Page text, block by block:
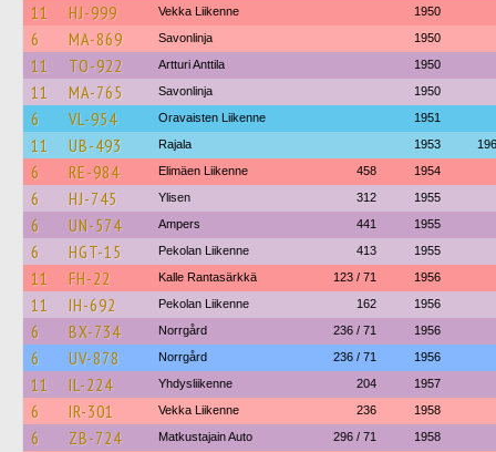
11 HJ-999 Vekka Liikenne 1950
6 MA-869 Savonlinja 1950
11 TO-922 Artturi Anttila 1950
11 MA-765 Savonlinja 1950
6 VL-954 Oravaisten Liikenne 1951
11 UB-493 Rajala 1953
6 RE-984 Elimäen Liikenne 458 1954
6 HJ-745 Ylisen 312 1955
6 UN-574 Ampers 441 1955
6 HGT-15 Pekolan Liikenne 413 1955
11 FH-22 Kalle Rantasärkkä 123 / 71 1956
11 IH-692 Pekolan Liikenne 162 1956
6 BX-734 Norrgård 236 / 71 1956
6 UV-878 Norrgård 236 / 71 1956
11 IL-224 Yhdysliikenne 204 1957
6 IR-301 Vekka Liikenne 236 1958
6 ZB-724 Matkustajain Auto 296 / 71 1958